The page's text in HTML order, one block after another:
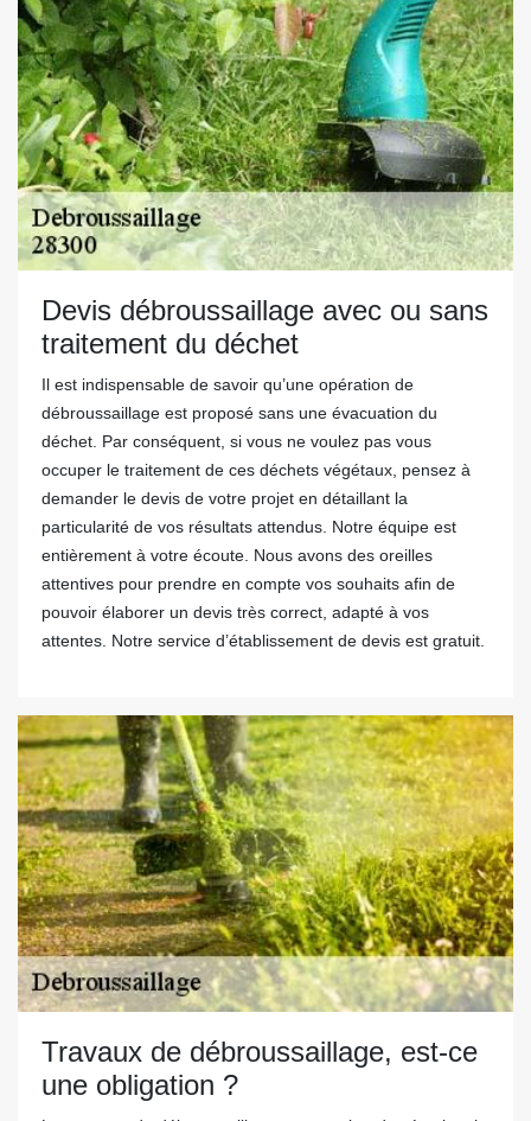
Devis débroussaillage avec ou sans
traitement du déchet
Il est indispensable de savoir qu’une opération de
débroussaillage est proposé sans une évacuation du
déchet. Par conséquent, si vous ne voulez pas vous
occuper le traitement de ces déchets végétaux, pensez à
demander le devis de votre projet en détaillant la
particularité de vos résultats attendus. Notre équipe est
entièrement à votre écoute. Nous avons des oreilles
attentives pour prendre en compte vos souhaits afin de
pouvoir élaborer un devis très correct, adapté à vos
attentes. Notre service d’établissement de devis est gratuit.
Travaux de débroussaillage, est-ce
une obligation ?